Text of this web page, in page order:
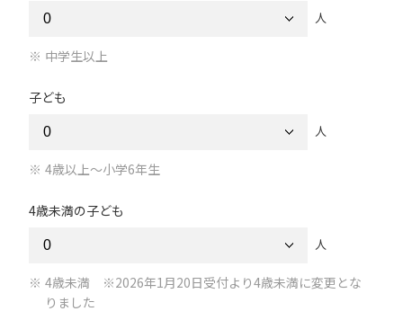
人
中学生以上
子ども
人
4歳以上～小学6年生
4歳未満の子ども
人
4歳未満 ※2026年1月20日受付より4歳未満に変更とな
りました